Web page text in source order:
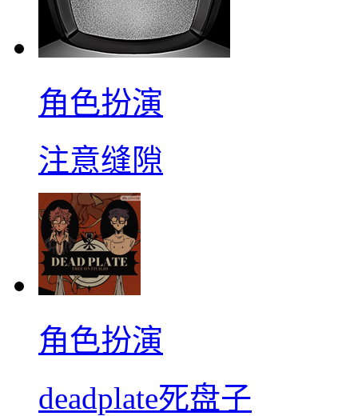
角色扮演
注意缝隙
角色扮演
deadplate死盘子